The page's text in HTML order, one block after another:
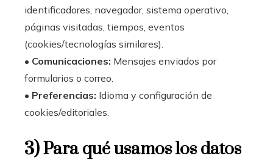
identificadores, navegador, sistema operativo,
páginas visitadas, tiempos, eventos
(cookies/tecnologías similares).
• Comunicaciones: Mensajes enviados por
formularios o correo.
• Preferencias: Idioma y configuración de
cookies/editoriales.
3) Para qué usamos los datos